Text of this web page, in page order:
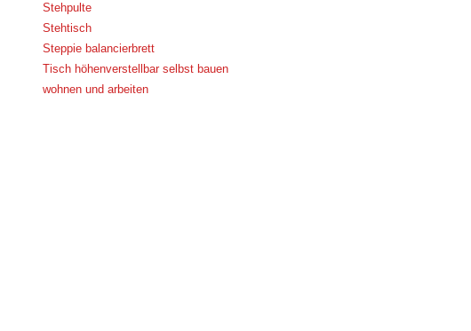
Stehpulte
Stehtisch
Steppie balancierbrett
Tisch höhenverstellbar selbst bauen
wohnen und arbeiten